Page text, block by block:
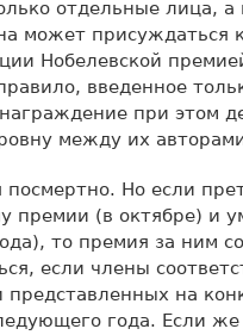
отдельные лица,
может присуждаться
Нобелевской
введенное
при этом
между их
Но если
премии (в октябре) и
то премия за ним
если члены
на
года. Если